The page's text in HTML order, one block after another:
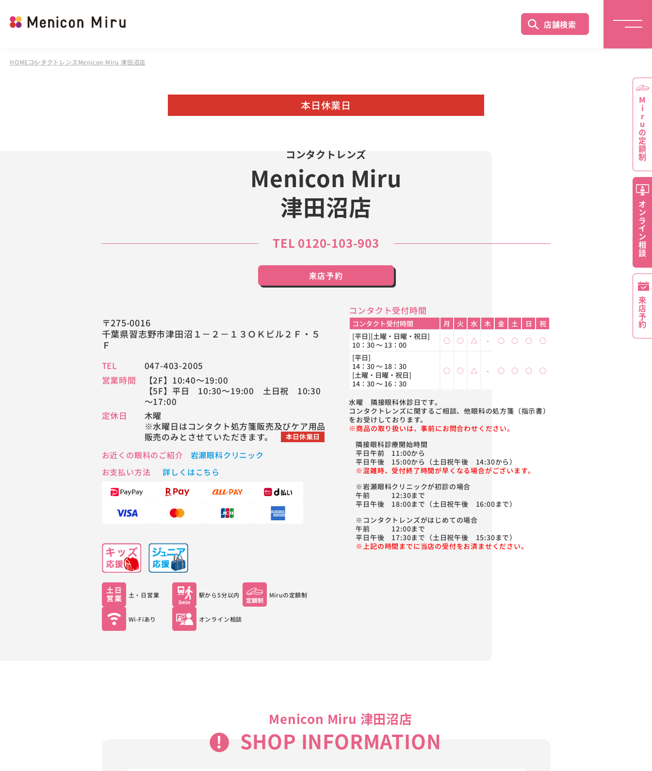
店舗検索
HOMEコンタクトレンズMenicon Miru 津田沼店
本日休業日
コンタクトレンズ
Menicon Miru
津田沼店
TEL 0120-103-903
来店予約
〒275-0016
千葉県習志野市津田沼１－２－１３ＯＫビル２Ｆ・５
Ｆ
TEL
047-403-2005
営業時間
【2F】10:40～19:00
【5F】平日 10:30～19:00 土日祝 10:30
～17:00
定休日
木曜
※水曜日はコンタクト処方箋販売及びケア用品
販売のみとさせていただきます。
お近くの眼科のご紹介
岩瀬眼科クリニック
お支払い方法
詳しくはこちら
土・日 営業 駅から5分以内 Miruの定額制
Wi-Fiあり オンライン相談
コンタクト受付時間
コンタクト受付時間 月 火 水 木 金 土 日
祝
[平日][土曜・日曜・祝日]
10：30 ～ 13：00
○ ○ △ - ○ ○ ○
○
[平日]
14：30 ～ 18：30
[土曜・日曜・祝日]
14：30 ～ 16：30
○ ○ △ - ○ ○ ○ ○
水曜 隣接眼科休診日です。
コンタクトレンズに関するご相談、他眼科の処方箋（指示書）
をお受けしております。
※商品の取り扱いは、事前にお問合わせください。
隣接眼科診療開始時間
平日午前 11:00から
平日午後 15:00から（土日祝午後 14:30から）
※混雑時、受付終了時間が早くなる場合がございます。
※岩瀬眼科クリニックが初診の場合
午前 12:30まで
平日午後 18:00まで（土日祝午後 16:00まで）
※コンタクトレンズがはじめての場合
午前 12:00まで
平日午後 17:30まで（土日祝午後 15:30まで）
※上記の時間までに当店の受付をお済ませください。
Menicon Miru 津田沼店
SHOP INFORMATION
Miruの定額制
オンライン相談
来店予約